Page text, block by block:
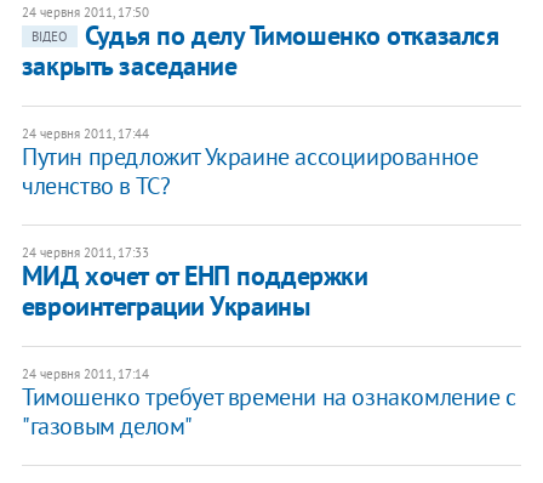
24 червня 2011, 17:50
ВІДЕО
Судья по делу Тимошенко отказался
закрыть заседание
24 червня 2011, 17:44
Путин предложит Украине ассоциированное
членство в ТС?
24 червня 2011, 17:33
МИД хочет от ЕНП поддержки
евроинтеграции Украины
24 червня 2011, 17:14
Тимошенко требует времени на ознакомление с
"газовым делом"